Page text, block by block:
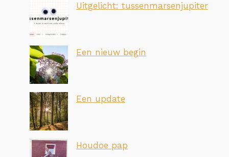
Uitgelicht: tussenmarsenjupiter
Een nieuw begin
Een update
Houdoe pap